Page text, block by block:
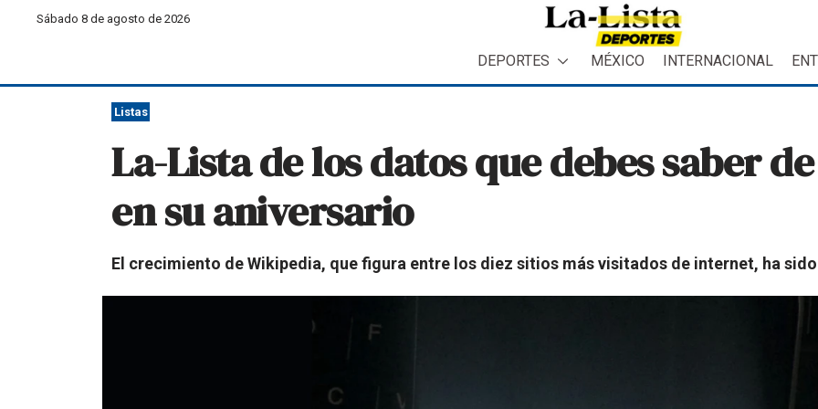
Sábado 8 de agosto de 2026
DEPORTES MÉXICO INTERNACIONAL
Listas
La-Lista de los datos que debes saber
en su aniversario
El crecimiento de Wikipedia, que figura entre los diez sitios más visitados de internet, ha